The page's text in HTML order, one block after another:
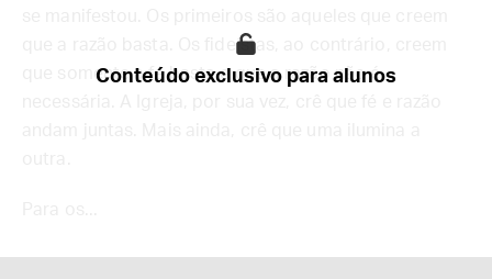
que a razão basta. Os fideístas, ao contrário, creem
que somente a fé basta e que a razão não é
Conteúdo exclusivo para alunos